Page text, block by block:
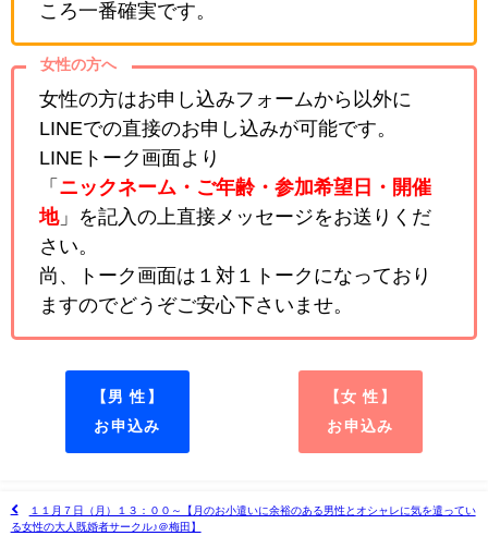
ころ一番確実です。
女性の方へ
女性の方はお申し込みフォームから以外に
LINEでの直接のお申し込みが可能です。
LINEトーク画面より
「 ニックネーム・ご年齢・参加希望日・開催
地」を記入の上直接メッセージをお送りくだ
さい。
尚、トーク画面は１対１トークになっており
ますのでどうぞご安心下さいませ。
【男 性】
お申込み
【女 性】
お申込み
１１月７日（月）１３：００～【月のお小遣いに余裕のある男性とオシャレに気を遣ってい
る女性の大人既婚者サークル♪＠梅田】